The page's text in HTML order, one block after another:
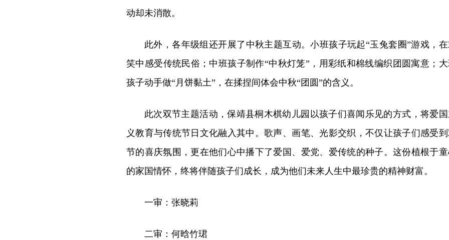
动却未消散。
此外，各年级组还开展了中秋主题互动。小班孩子玩起“玉兔套圈”游戏，
笑中感受传统民俗；中班孩子制作“中秋灯笼”，用彩纸和棉线编织团圆寓意；
孩子动手做“月饼黏土”，在揉捏间体会中秋“团圆”的含义。
此次双节主题活动，保靖县桐木棋幼儿园以孩子们喜闻乐见的方式，将爱
义教育与传统节日文化融入其中。歌声、画笔、光影交织，不仅让孩子们感受
节的喜庆氛围，更在他们心中播下了爱国、爱党、爱传统的种子。这份植根于
的家国情怀，终将伴随孩子们成长，成为他们未来人生中最珍贵的精神财富。
一审：张晓莉
二审：何晗竹珺